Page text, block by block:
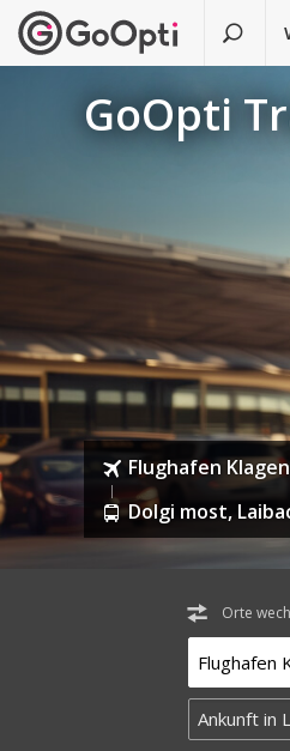
GoOpti
Flughafen
Dolgi most,
Orte